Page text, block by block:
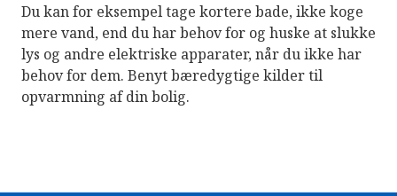
Du kan for eksempel tage kortere bade, ikke koge
mere vand, end du har behov for og huske at slukke
lys og andre elektriske apparater, når du ikke har
behov for dem. Benyt bæredygtige kilder til
opvarmning af din bolig.